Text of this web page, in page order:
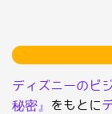
ディズニーのビ
秘密』
をもとに